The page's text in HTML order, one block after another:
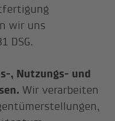
wir uns
DSG.
, Nutzungs- und
Wir verarbeiten